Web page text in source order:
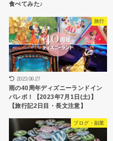
食べてみた♪
旅行
2023.08.27
雨の40周年ディズニーランドイン
パレポ！【2023年7月1日(土)】
【旅行記2日目・長文注意】
ブログ・副業